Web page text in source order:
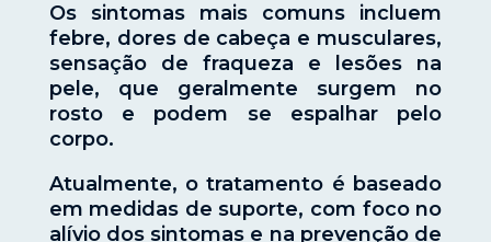
Os sintomas mais comuns incluem
febre, dores de cabeça e musculares,
sensação de fraqueza e lesões na
pele, que geralmente surgem no
rosto e podem se espalhar pelo
corpo.
Atualmente, o tratamento é baseado
em medidas de suporte, com foco no
alívio dos sintomas e na prevenção de